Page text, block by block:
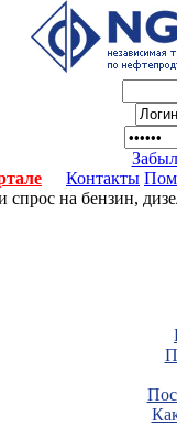
Контакты
на бензин,